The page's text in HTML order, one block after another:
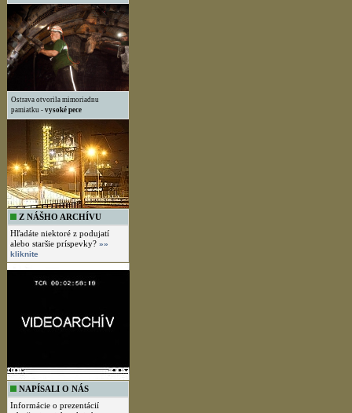
Ostrava otvorila mimoriadnu
pamiatku - vysoké pece
Z NÁŠHO ARCHÍVU
Hľadáte niektoré z podujatí
alebo staršie príspevky? »»
kliknite
NAPÍSALI O NÁS
Informácie o prezentácií